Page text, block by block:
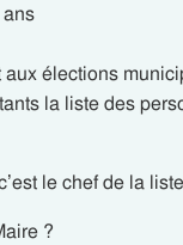
aux élections
la liste des
le chef de la
?